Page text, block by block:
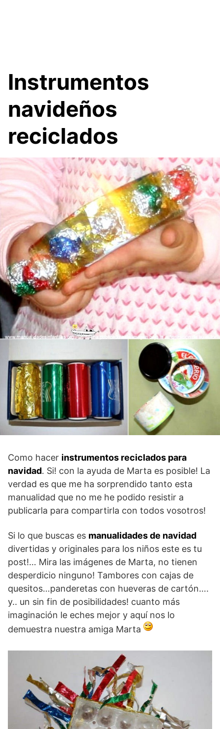
Instrumentos
navideños
reciclados
Como hacer instrumentos reciclados para
navidad. Si! con la ayuda de Marta es posible! La
verdad es que me ha sorprendido tanto esta
manualidad que no me he podido resistir a
publicarla para compartirla con todos vosotros!
Si lo que buscas es manualidades de navidad
divertidas y originales para los niños este es tu
post!… Mira las imágenes de Marta, no tienen
desperdicio ninguno! Tambores con cajas de
quesitos…panderetas con hueveras de cartón….
y.. un sin fin de posibilidades! cuanto más
imaginación le eches mejor y aquí nos lo
demuestra nuestra amiga Marta